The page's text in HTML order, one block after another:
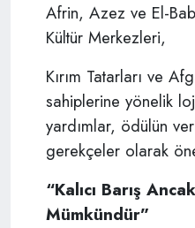
Afrin, Azez ve El-
Kültür Merkezleri,
Kırım Tatarları ve
sahiplerine yönelik
yardımlar, ödülün
gerekçeler olarak
“Kalıcı Barış
Mümkündür”